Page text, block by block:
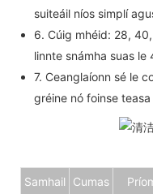
suiteáil níos simplí
6. Cúig mhéid: 28,
linnte snámha suas le
7. Ceanglaíonn sé le
gréine nó foinse
Samhail
Cumas